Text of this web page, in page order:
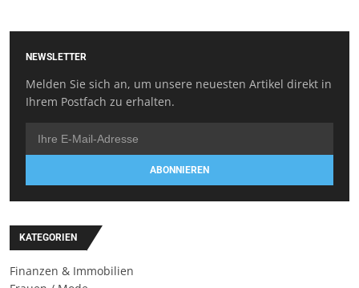
NEWSLETTER
Melden Sie sich an, um unsere neuesten Artikel direkt in
Ihrem Postfach zu erhalten.
ABONNIEREN
KATEGORIEN
Finanzen & Immobilien